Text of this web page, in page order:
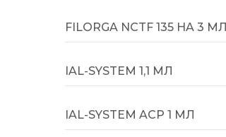
FILORGA NCTF 135 HA 3 МЛ
IAL-SYSTEM 1,1 МЛ
IAL-SYSTEM ACP 1 МЛ